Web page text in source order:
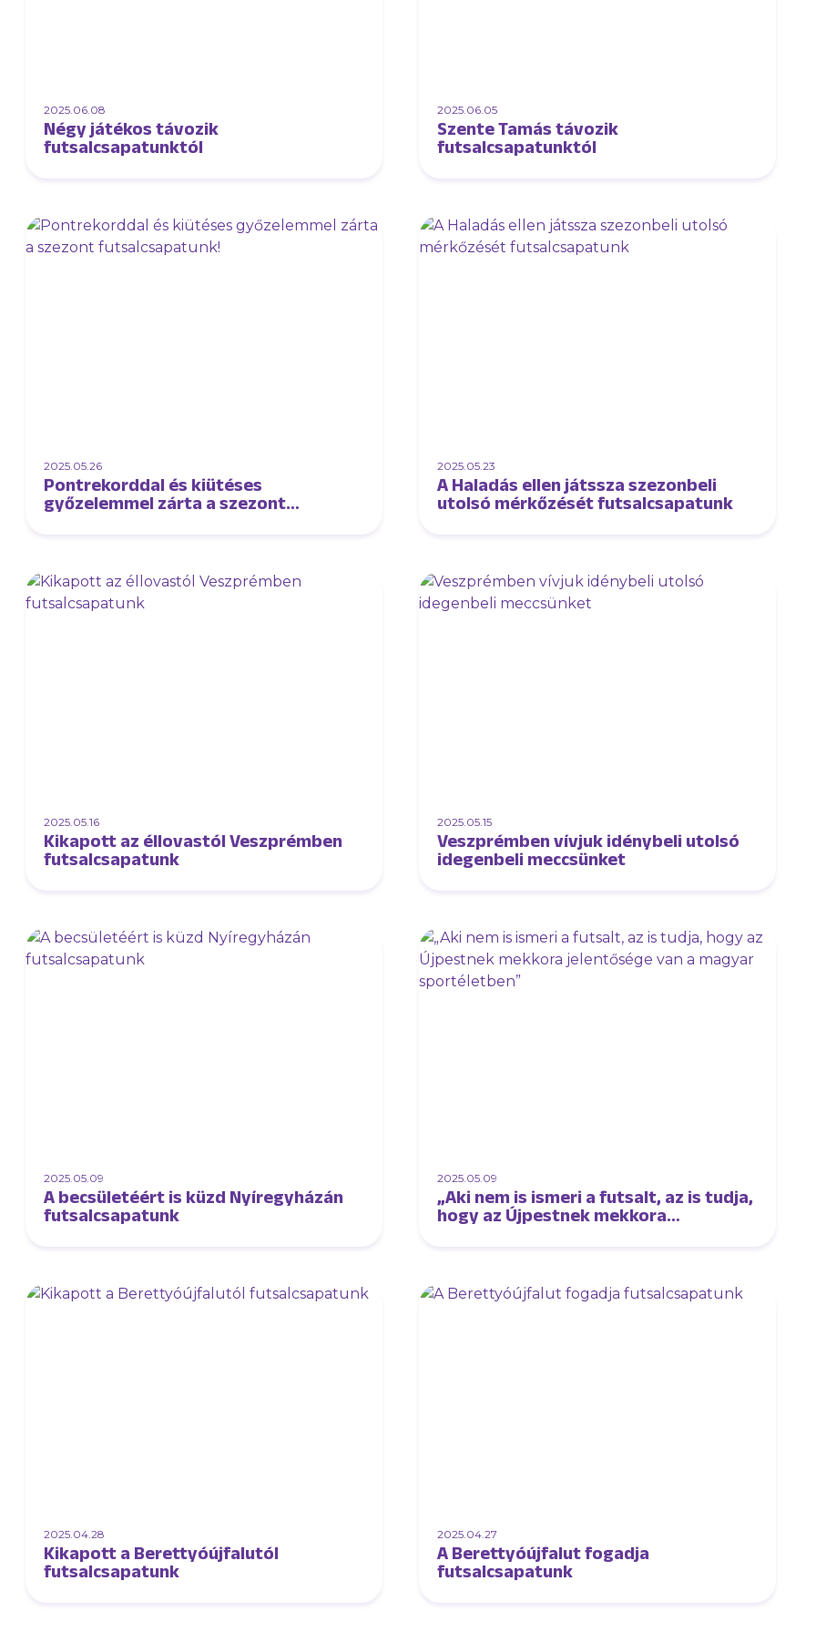
2025.06.08
Négy játékos távozik
futsalcsapatunktól
2025.06.05
Szente Tamás távozik
futsalcsapatunktól
2025.05.26
Pontrekorddal és kiütéses
győzelemmel zárta a szezont
2025.05.23
A Haladás ellen játssza szezonbeli
utolsó mérkőzését futsalcsapatunk
2025.05.16
Kikapott az éllovastól Veszprémben
futsalcsapatunk
2025.05.15
Veszprémben vívjuk idénybeli utolsó
idegenbeli meccsünket
2025.05.09
A becsületéért is küzd Nyíregyházán
futsalcsapatunk
2025.05.09
„Aki nem is ismeri a futsalt, az is tudja,
hogy az Újpestnek mekkora
2025.04.28
Kikapott a Berettyóújfalutól
futsalcsapatunk
2025.04.27
A Berettyóújfalut fogadja
futsalcsapatunk